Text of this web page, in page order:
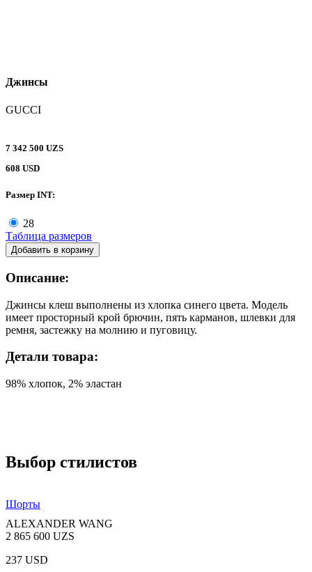
Джинсы
GUCCI
7 342 500 UZS
608 USD
Размер INT:
28
Таблица размеров
Добавить в корзину
Описание:
Джинсы клеш выполнены из хлопка синего цвета. Модель
имеет просторный крой брючин, пять карманов, шлевки для
ремня, застежку на молнию и пуговицу.
Детали товара:
98% хлопок, 2% эластан
Выбор стилистов
Шорты
ALEXANDER WANG
2 865 600 UZS
237 USD